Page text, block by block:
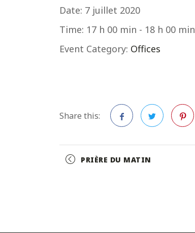
Date: 7 juillet 2020
Time: 17 h 00 min - 18 h 00 min
Event Category: Offices
Share this:
Event
PRIÈRE DU MATIN